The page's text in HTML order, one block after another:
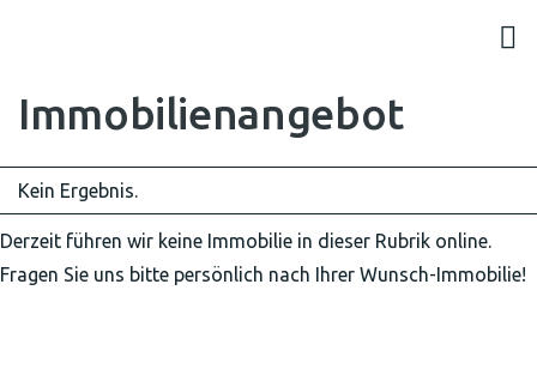
Immobilien­angebot
Kein Ergebnis.
Derzeit führen wir keine Immobilie in dieser Rubrik online.
Fragen Sie uns bitte persönlich nach Ihrer Wunsch-Immobilie!